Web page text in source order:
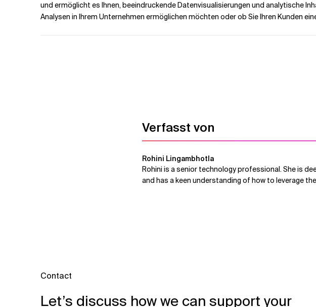
und ermöglicht es Ihnen, beeindruckende Datenvisualisierungen und analytische
Analysen in Ihrem Unternehmen ermöglichen möchten oder ob Sie Ihren Kunden
Verfasst von
Rohini Lingambhotla
Rohini is a senior technology professional. She is
and has a keen understanding of how to leverage
Contact
Let’s discuss how we can support your